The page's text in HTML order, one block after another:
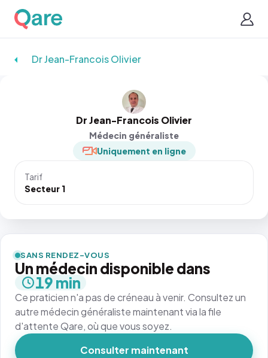
Dr Jean-Francois Olivier
Dr Jean-Francois Olivier
Médecin généraliste
Uniquement en ligne
Tarif
Secteur 1
SANS RENDEZ-VOUS
Un médecin disponible dans
19 min
Ce praticien n'a pas de créneau à venir. Consultez un
autre médecin généraliste maintenant via la file
d'attente Qare, où que vous soyez.
Consulter maintenant